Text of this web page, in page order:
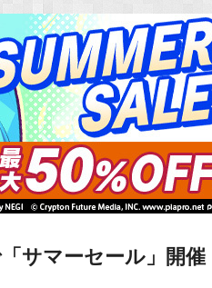
サマーセール」開催